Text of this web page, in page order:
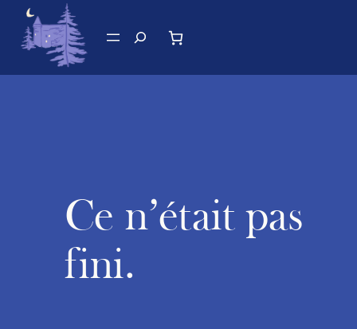
Aller
contenu
Recherche
Ce n’était pas
fini.